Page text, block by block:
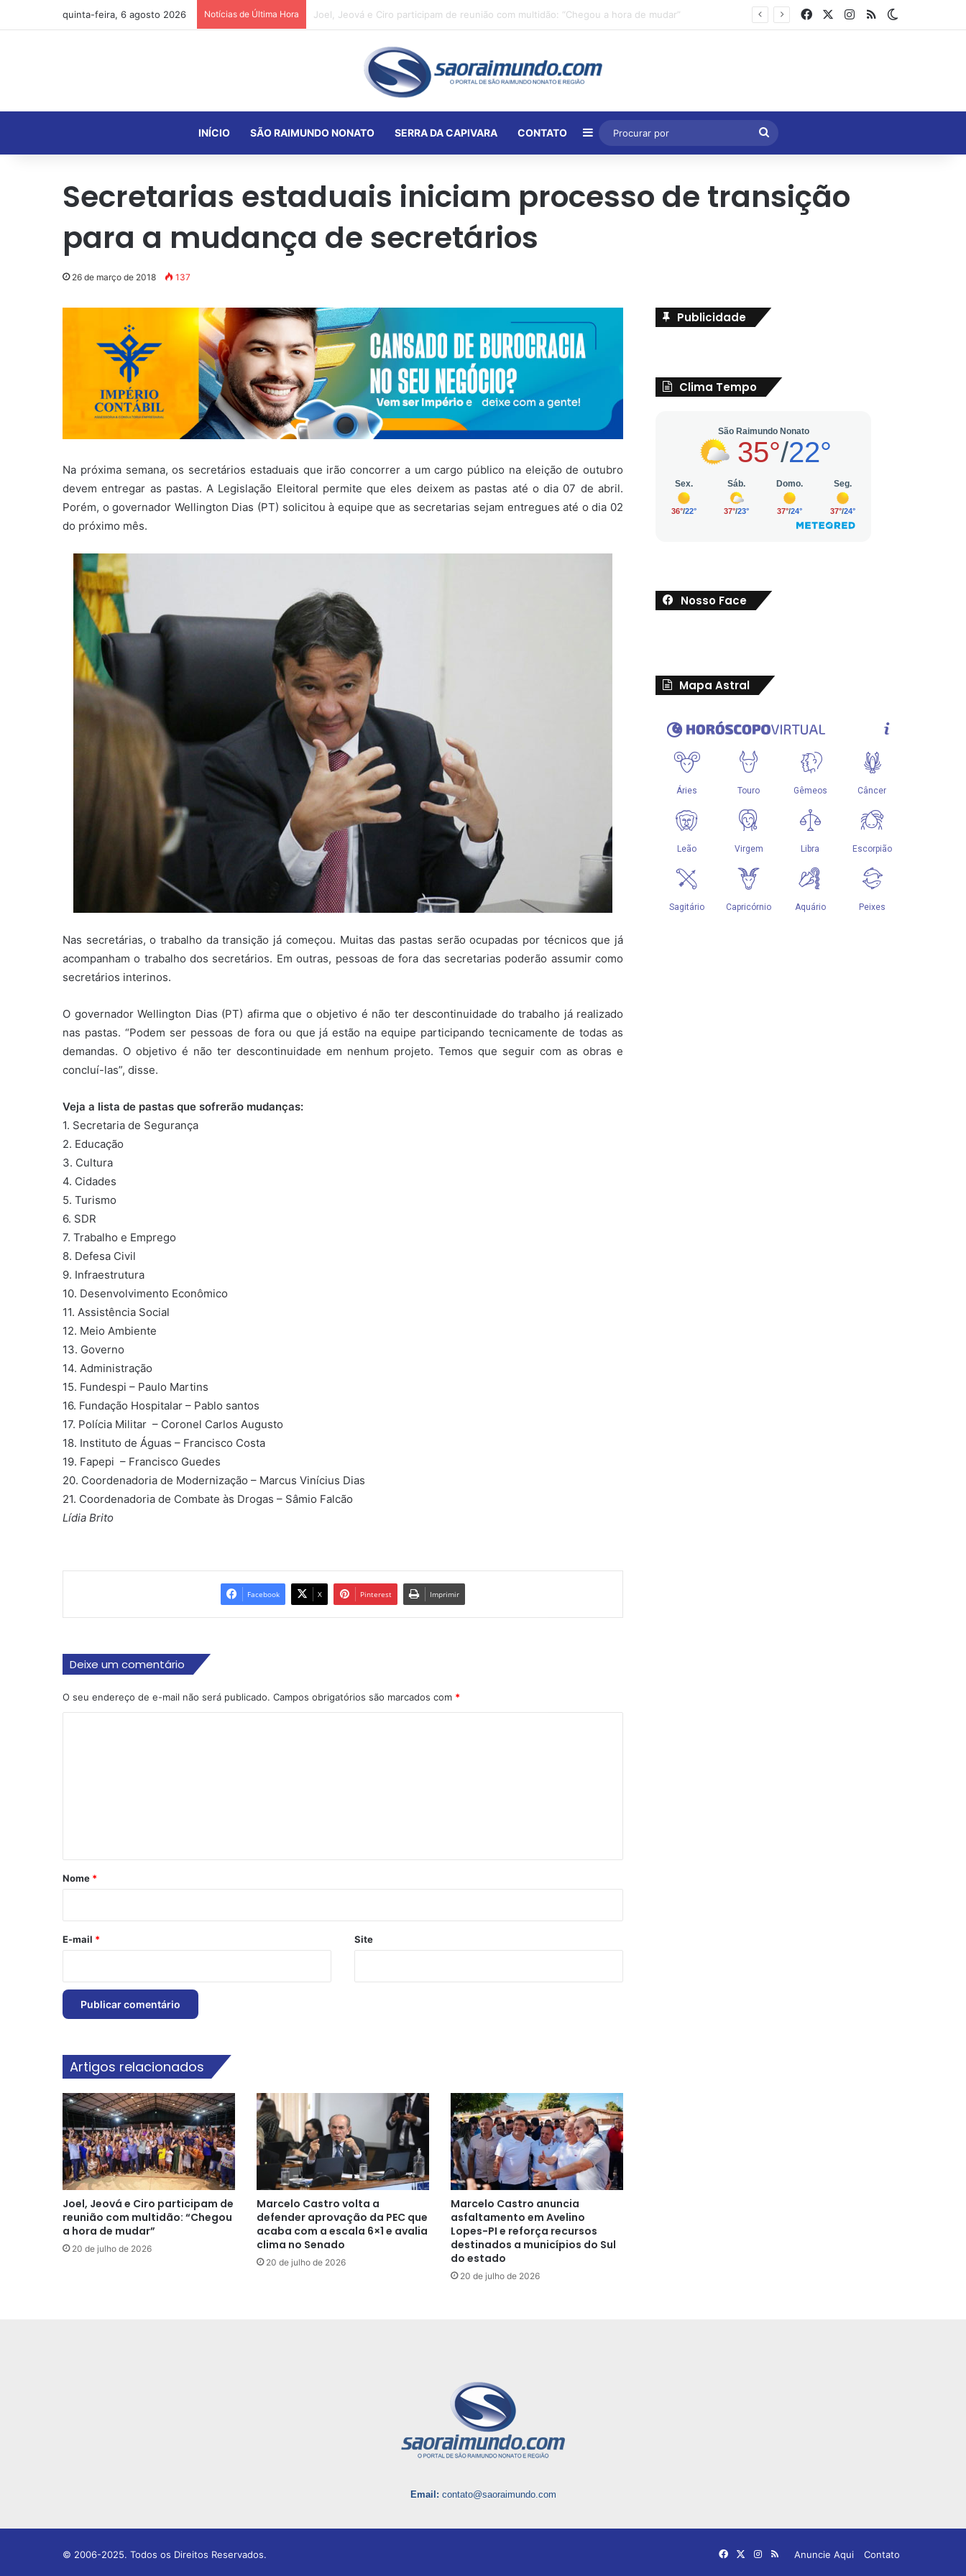
quinta-feira, 6 agosto 2026 Notícias de Última Hora FacebookInstagram
RSS
INÍCIO SÃO RAIMUNDO NONATO SERRA DA CAPIVARA CONTATO Barra Lateral
Procurar
por
Secretarias estaduais iniciam processo de transição
para a mudança de secretários
26 de março de 2018 137
Na próxima semana, os secretários estaduais que irão concorrer a um cargo público na eleição de outubro
devem entregar as pastas. A Legislação Eleitoral permite que eles deixem as pastas até o dia 07 de abril.
Porém, o governador Wellington Dias (PT) solicitou à equipe que as secretarias sejam entregues até o dia 02
do próximo mês.
Nas secretárias, o trabalho da transição já começou. Muitas das pastas serão ocupadas por técnicos que já
acompanham o trabalho dos secretários. Em outras, pessoas de fora das secretarias poderão assumir como
secretários interinos.
O governador Wellington Dias (PT) afirma que o objetivo é não ter descontinuidade do trabalho já realizado
nas pastas. “Podem ser pessoas de fora ou que já estão na equipe participando tecnicamente de todas as
demandas. O objetivo é não ter descontinuidade em nenhum projeto. Temos que seguir com as obras e
concluí-las”, disse.
Veja a lista de pastas que sofrerão mudanças:
1. Secretaria de Segurança
2. Educação
3. Cultura
4. Cidades
5. Turismo
6. SDR
7. Trabalho e Emprego
8. Defesa Civil
9. Infraestrutura
10. Desenvolvimento Econômico
11. Assistência Social
12. Meio Ambiente
13. Governo
14. Administração
15. Fundespi – Paulo Martins
16. Fundação Hospitalar – Pablo santos
17. Polícia Militar – Coronel Carlos Augusto
18. Instituto de Águas – Francisco Costa
19. Fapepi – Francisco Guedes
20. Coordenadoria de Modernização – Marcus Vinícius Dias
21. Coordenadoria de Combate às Drogas – Sâmio Falcão
Lídia Brito
Facebook X Pinterest Imprimir
Deixe um comentário
O seu endereço de e-mail não será publicado. Campos obrigatórios são marcados com *
r
*
Nome *
E-mail * Site
Artigos relacionados
Joel, Jeová e Ciro participam de
reunião com multidão: “Chegou
a hora de mudar”
20 de julho de 2026
Marcelo Castro volta a
defender aprovação da PEC que
acaba com a escala 6×1 e avalia
clima no Senado
20 de julho de 2026
Marcelo Castro anuncia
asfaltamento em Avelino
Lopes-PI e reforça recursos
destinados a municípios do Sul
do estado
20 de julho de 2026
Publicidade
Clima Tempo
Nosso Face
Mapa Astral
Email: contato@saoraimundo.com
© 2006-2025. Todos os Direitos Reservados. Anuncie Aqui Contato
Facebook
X Instagram
RSS